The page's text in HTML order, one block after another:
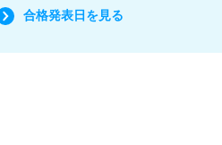
合格発表日を見る